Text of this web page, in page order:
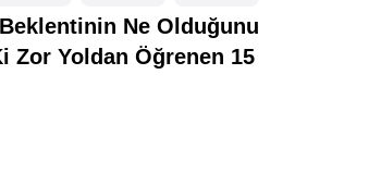
Beklentinin Ne Olduğunu
Zor Yoldan Öğrenen 15